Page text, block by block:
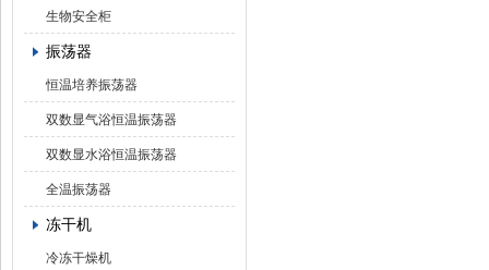
生物安全柜
振荡器
恒温培养振荡器
双数显气浴恒温振荡器
双数显水浴恒温振荡器
全温振荡器
冻干机
冷冻干燥机